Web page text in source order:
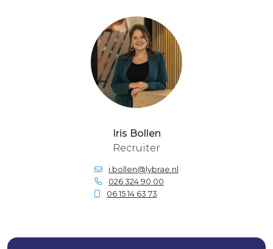
Iris Bollen
Recruiter
i.bollen@lybrae.nl
026 324 90 00
06 15 14 63 73